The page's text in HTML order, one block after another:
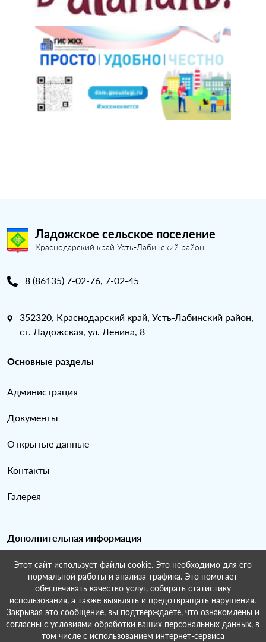
Ладожское сельское поселение
Краснодарский край Усть-Лабинский район
8 (86135) 7-02-76, 7-02-45
352320, Краснодарский край, Усть-Лабинский район,
ст. Ладожская, ул. Ленина, 8
Основные разделы
Администрация
Документы
Открытые данные
Контакты
Галерея
Дополнительная информация
Карта сайта
Поиск по сайту
Этот сайт использует файлы cookie. Это необходимо для его
нормальной работы и анализа трафика. Это помогает
обеспечивать качество услуг, собирать статистику
использования, а также выявлять и предотвращать нарушения.
Закрывая это сообщение, вы подтверждаете, что ознакомлены и
согласны с условиями обработки ваших персональных данных, в
том числе с использованием интернет-сервиса